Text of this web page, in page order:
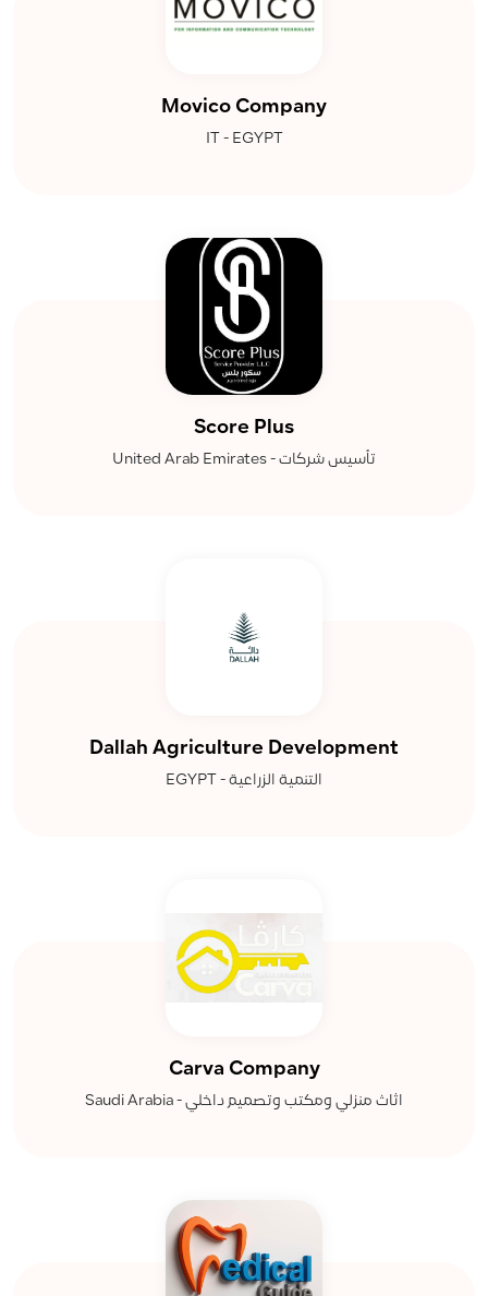
Movico Company
IT - EGYPT
Score Plus
تأسيس شركات - United Arab Emirates
Dallah Agriculture Development
التنمية الزراعية - EGYPT
Carva Company
اثاث منزلي ومكتب وتصميم داخلي - Saudi Arabia